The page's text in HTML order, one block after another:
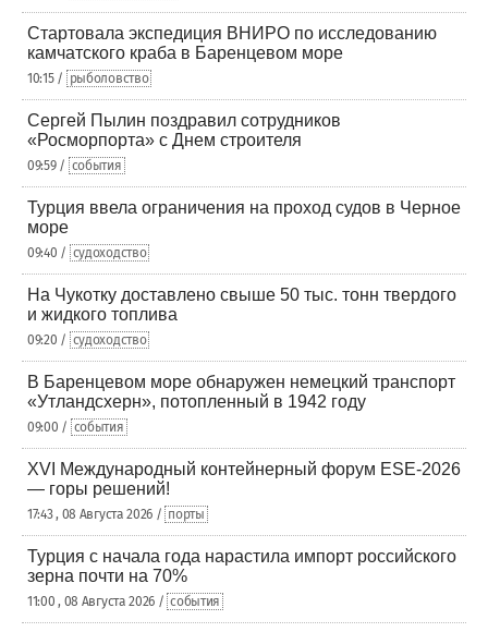
Стартовала экспедиция ВНИРО по исследованию
камчатского краба в Баренцевом море
10:15 / рыболовство
Сергей Пылин поздравил сотрудников
«Росморпорта» с Днем строителя
09:59 / события
Турция ввела ограничения на проход судов в Черное
море
09:40 / судоходство
На Чукотку доставлено свыше 50 тыс. тонн твердого
и жидкого топлива
09:20 / судоходство
В Баренцевом море обнаружен немецкий транспорт
«Утландсхерн», потопленный в 1942 году
09:00 / события
XVI Международный контейнерный форум ESE-2026
— горы решений!
17:43 , 08 Августа 2026 / порты
Турция с начала года нарастила импорт российского
зерна почти на 70%
11:00 , 08 Августа 2026 / события